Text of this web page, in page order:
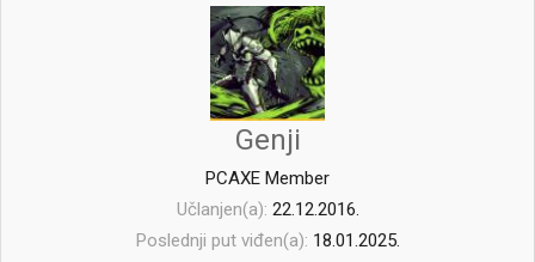
Genji
PCAXE Member
Učlanjen(a) 22.12.2016.
Poslednji put viđen(a) 18.01.2025.